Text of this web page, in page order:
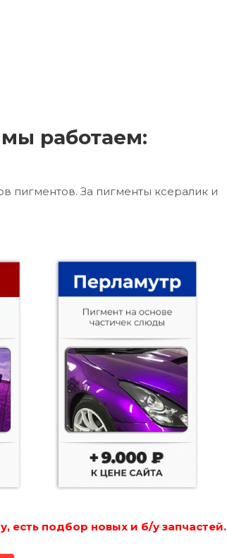
работаем:
пигментов. За пигменты ксералик и
есть подбор новых и б/у запчастей.